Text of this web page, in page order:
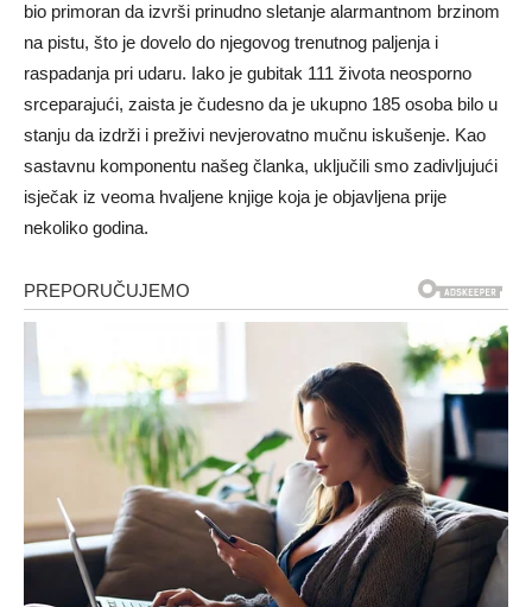
bio primoran da izvrši prinudno sletanje alarmantnom brzinom
na pistu, što je dovelo do njegovog trenutnog paljenja i
raspadanja pri udaru. Iako je gubitak 111 života neosporno
srceparajući, zaista je čudesno da je ukupno 185 osoba bilo u
stanju da izdrži i preživi nevjerovatno mučnu iskušenje. Kao
sastavnu komponentu našeg članka, uključili smo zadivljujući
isječak iz veoma hvaljene knjige koja je objavljena prije
nekoliko godina.